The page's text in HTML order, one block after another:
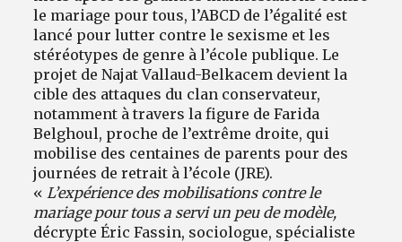
le mariage pour tous, l’ABCD de l’égalité est
lancé pour lutter contre le sexisme et les
stéréotypes de genre à l’école publique. Le
projet de Najat Vallaud-Belkacem devient la
cible des attaques du clan conservateur,
notamment à travers la figure de Farida
Belghoul, proche de l’extrême droite, qui
mobilise des centaines de parents pour des
journées de retrait à l’école (JRE).
«L’expérience des mobilisations contre le
mariage pour tous a servi un peu de modèle,
décrypte Éric Fassin, sociologue, spécialiste